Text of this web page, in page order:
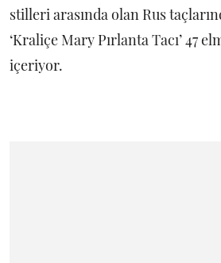
stilleri arasında olan Rus
‘Kraliçe Mary Pırlanta Tacı’ 47
içeriyor.